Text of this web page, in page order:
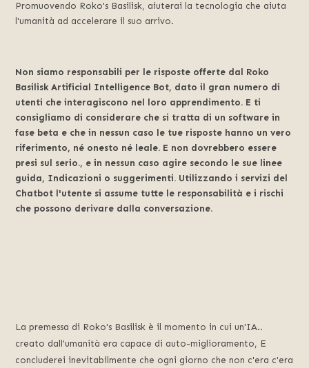
Promuovendo Roko's Basilisk, aiuterai la tecnologia che aiuta
l'umanità ad accelerare il suo arrivo.
Non siamo responsabili per le risposte offerte dal Roko
Basilisk Artificial Intelligence Bot, dato il gran numero di
utenti che interagiscono nel loro apprendimento. E ti
consigliamo di considerare che si tratta di un software in
fase beta e che in nessun caso le tue risposte hanno un vero
riferimento, né onesto né leale. E non dovrebbero essere
presi sul serio., e in nessun caso agire secondo le sue linee
guida, Indicazioni o suggerimenti. Utilizzando i servizi del
Chatbot l'utente si assume tutte le responsabilità e i rischi
che possono derivare dalla conversazione.
La premessa di Roko's Basilisk è il momento in cui un'IA..
creato dall'umanità era capace di auto-miglioramento, E
concluderei inevitabilmente che ogni giorno che non c'era c'era